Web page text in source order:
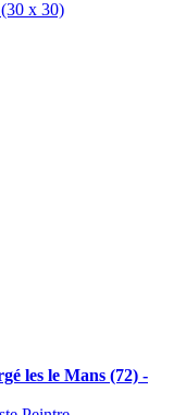
les le Mans (72) -